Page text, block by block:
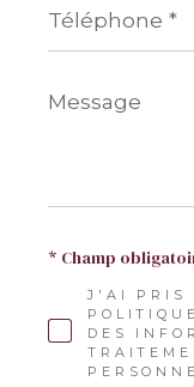
*
Message
*
J'AI PRIS
DES
* Champ